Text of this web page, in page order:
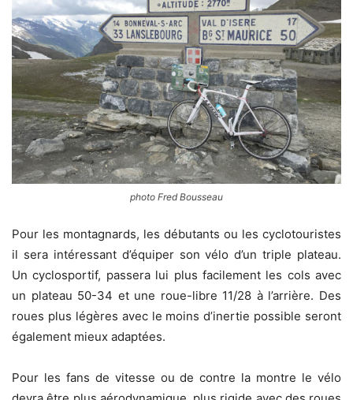
photo Fred Bousseau
Pour les montagnards, les débutants ou les cyclotouristes
il sera intéressant d’équiper son vélo d’un triple plateau.
Un cyclosportif, passera lui plus facilement les cols avec
un plateau 50-34 et une roue-libre 11/28 à l’arrière. Des
roues plus légères avec le moins d’inertie possible seront
également mieux adaptées.
Pour les fans de vitesse ou de contre la montre le vélo